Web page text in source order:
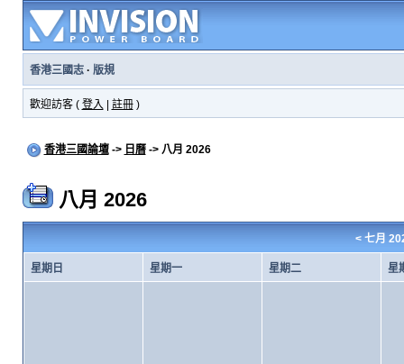
香港三國志· 版規
歡迎訪客 ( 登入 註冊)
香港三國論壇-> 日曆-> 八月 2026
八月 2026
< 七月
星期日 星期一 星期二 星